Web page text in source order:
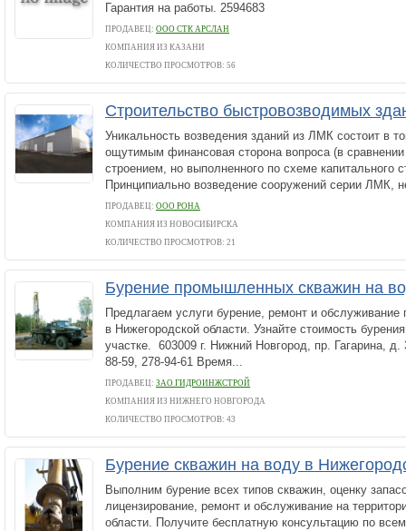
Гарантия на работы. 2594683
ПРОДАВЕЦ: ООО СТК АРСЛАН
КОМПАНИЯ ИЗ КАЗАНИ
КОЛИЧЕСТВО ПРОСМОТРОВ: 56
Строительство быстровозводимых
Уникальность возведения зданий из ЛМК состоит в
ощутимым финансовая сторона вопроса (в
строением, но выполненного по схеме капитального
Принципиально возведение сооружений серии ЛМК,
ПРОДАВЕЦ: ООО РОНА
КОМПАНИЯ ИЗ НОВОСИБИРСКА
КОЛИЧЕСТВО ПРОСМОТРОВ: 21
Бурение промышленных скважин на
Предлагаем услуги бурение, ремонт и
в Нижегородской области. Узнайте стоимость
участке. 603009 г. Нижний Новгород, пр. Гагарина,
88-59, 278-94-61 Время...
ПРОДАВЕЦ: ЗАО ГИДРОИНЖСТРОЙ
КОМПАНИЯ ИЗ НИЖНЕГО НОВГОРОДА
КОЛИЧЕСТВО ПРОСМОТРОВ: 43
Бурение скважин на воду в
Выполним бурение всех типов скважин, оценку
лицензирование, ремонт и обслуживание на
области. Получите бесплатную консультацию по